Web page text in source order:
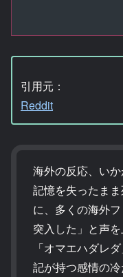
引用元：
Reddit
海外の反応、い
記憶を失ったま
に、多くの海外
突入した」と声を
「オマエハダレ
記が持つ感情の